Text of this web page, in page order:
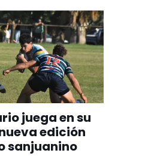
juega en su
edición
sanjuanino